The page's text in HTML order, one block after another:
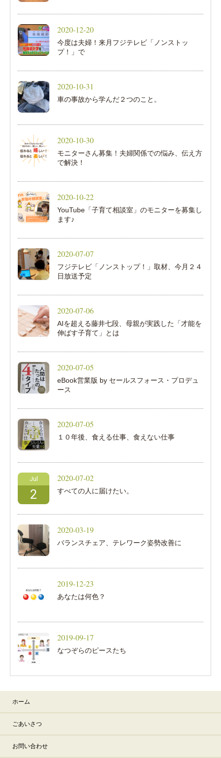
2020-12-20
今度は夫婦！来月フジテレビ「ノンストッ
プ！」で
2020-10-31
車の事故から学んだ２つのこと。
2020-10-30
モニターさん募集！夫婦関係での悩み、伝え方
で解決！
2020-10-22
YouTube「子育て相談室」のモニターを募集し
ます♪
2020-07-07
フジテレビ「ノンストップ！」取材、今月２４
日放送予定
2020-07-06
AIを超える藤井七段、母親が実践した「才能を
伸ばす子育て」とは
2020-07-05
eBook営業版 by セールスフォース・プロデュ
ース
2020-07-05
１０年後、食える仕事、食えない仕事
Jul
2
2020-07-02
すべての人に届けたい。
2020-03-19
バランスチェア、テレワーク姿勢改善に
2019-12-23
あなたは何色？
2019-09-17
なつぞらのピースたち
ホーム
ごあいさつ
お問い合わせ